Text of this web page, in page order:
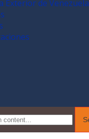
Exterior de Venezuela